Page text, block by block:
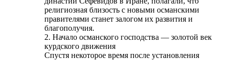
религиозная близость с новыми османскими
правителями станет залогом их развития и
благополучия.
2. Начало османского господства — золотой век
курдского движения
Спустя некоторое время после установления